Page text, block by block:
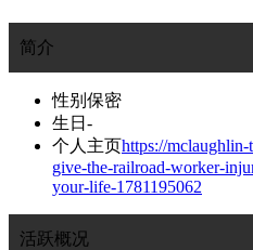
简介
性别 保密
生日 -
个人主页https://mclaughlin-
give-the-railroad-worker-
your-life-1781195062
活跃概况